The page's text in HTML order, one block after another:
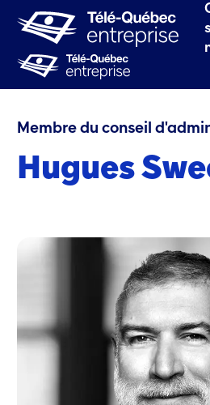
fenêtre.)
Qui sommes-nous?
Membre du conseil
Hugues